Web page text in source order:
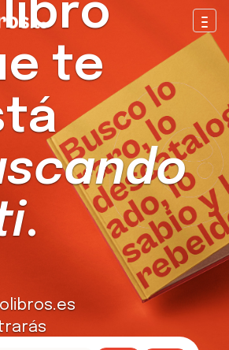
te
.